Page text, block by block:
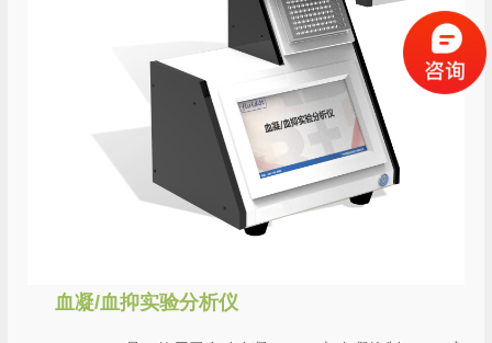
血凝/血抑实验分析仪